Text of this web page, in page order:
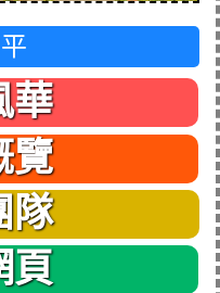
華
覽
隊
頁